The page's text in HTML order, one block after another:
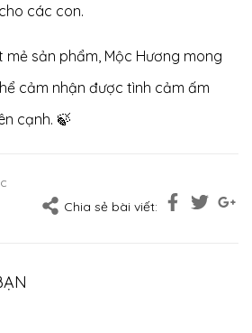
các con.
mẻ sản phẩm, Mộc Hương mong
cảm nhận được tình cảm ấm
cạnh. 🍃
Chia sẻ bài viết: